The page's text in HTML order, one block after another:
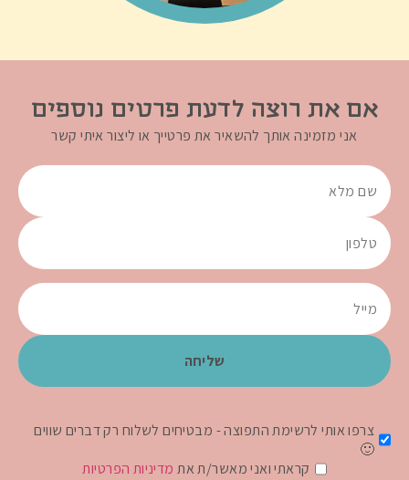
אם את רוצה לדעת פרטים נוספים
אני מזמינה אותך להשאיר את פרטייך או ליצור איתי קשר
צרפו אותי לרשימת התפוצה - מבטיחים לשלוח רק דברים שווים
🙂
קראתי ואני מאשר/ת את מדיניות הפרטיות